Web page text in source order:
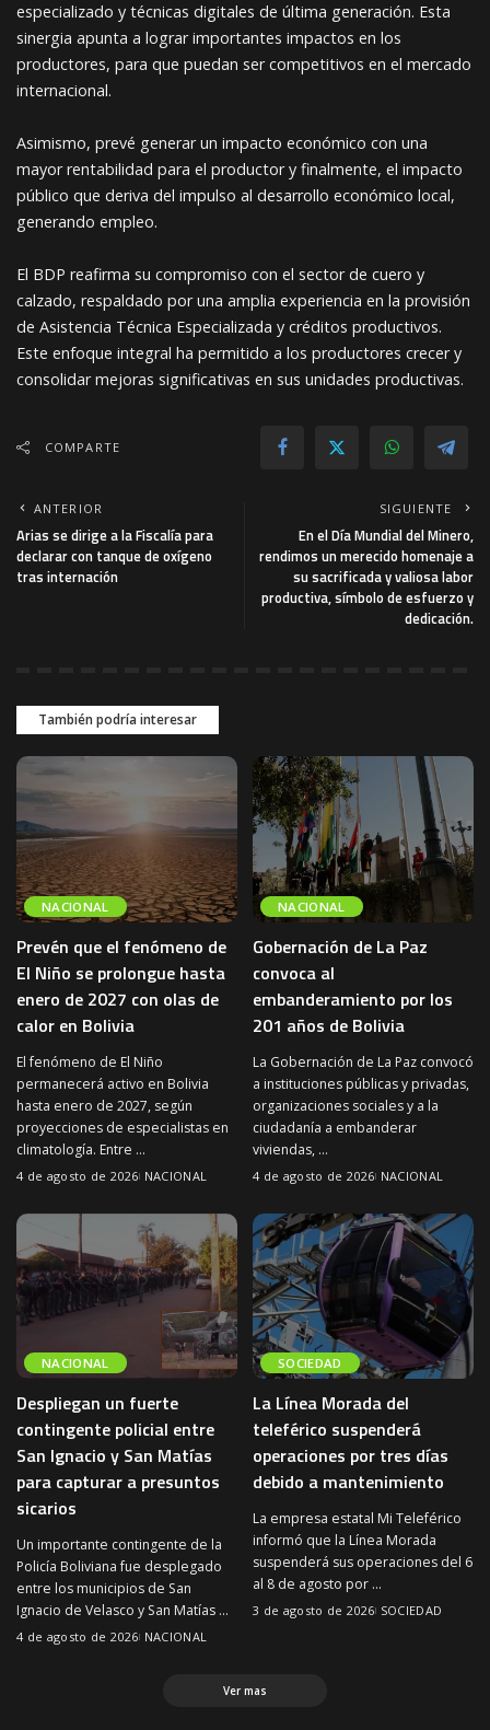
especializado y técnicas digitales de última generación. Esta
sinergia apunta a lograr importantes impactos en los
productores, para que puedan ser competitivos en el mercado
internacional.
Asimismo, prevé generar un impacto económico con una
mayor rentabilidad para el productor y finalmente, el impacto
público que deriva del impulso al desarrollo económico local,
generando empleo.
El BDP reafirma su compromiso con el sector de cuero y
calzado, respaldado por una amplia experiencia en la provisión
de Asistencia Técnica Especializada y créditos productivos.
Este enfoque integral ha permitido a los productores crecer y
consolidar mejoras significativas en sus unidades productivas.
COMPARTE
ANTERIOR
Arias se dirige a la Fiscalía para
declarar con tanque de oxígeno
tras internación
SIGUIENTE
En el Día Mundial del Minero,
rendimos un merecido homenaje a
su sacrificada y valiosa labor
productiva, símbolo de esfuerzo y
dedicación.
También podría interesar
NACIONAL
Prevén que el fenómeno de
El Niño se prolongue hasta
enero de 2027 con olas de
calor en Bolivia
El fenómeno de El Niño
permanecerá activo en Bolivia
hasta enero de 2027, según
proyecciones de especialistas en
climatología. Entre ...
4 de agosto de 2026 NACIONAL
NACIONAL
Gobernación de La Paz
convoca al
embanderamiento por los
201 años de Bolivia
La Gobernación de La Paz convocó
a instituciones públicas y privadas,
organizaciones sociales y a la
ciudadanía a embanderar
viviendas, ...
4 de agosto de 2026 NACIONAL
NACIONAL
Despliegan un fuerte
contingente policial entre
San Ignacio y San Matías
para capturar a presuntos
sicarios
Un importante contingente de la
Policía Boliviana fue desplegado
entre los municipios de San
Ignacio de Velasco y San Matías ...
4 de agosto de 2026 NACIONAL
SOCIEDAD
La Línea Morada del
teleférico suspenderá
operaciones por tres días
debido a mantenimiento
La empresa estatal Mi Teleférico
informó que la Línea Morada
suspenderá sus operaciones del 6
al 8 de agosto por ...
3 de agosto de 2026 SOCIEDAD
Ver mas